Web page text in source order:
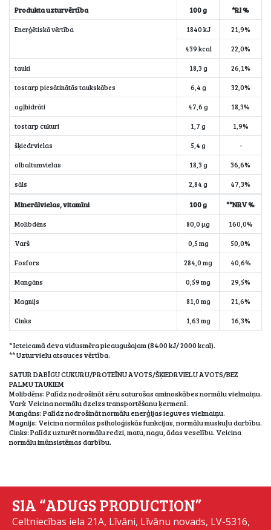
Produkta uzturvērtība 100 g *RI %
Enerģētiskā vērtība 1840 kJ 21,9%
439 kcal 22,0%
tauki 18,3 g 26,1%
tostarp piesātinātās taukskābes 6,4 g 32,0%
ogļhidrāti 47,6 g 18,3%
tostarp cukuri 1,7 g 1,9%
šķiedrvielas 5,4 g -
olbaltumvielas 18,3 g 36,6%
sāls 2,84 g 47,3%
Minerālvielas, vitamīni 100 g **NRV %
Molibdēns 80,0 µg 160,0%
Varš 0,5 mg 50,0%
Fosfors 284,0 mg 40,6%
Mangāns 0,59 mg 29,5%
Magnijs 81,0 mg 21,6%
Cinks 1,63 mg 16,3%
* Ieteicamā deva vidusmēra pieaugušajam (8400 kJ/ 2000 kcal).
** Uzturvielu atsauces vērtība.
SATUR DABĪGU CUKURU/PROTEĪNU AVOTS/ŠĶIEDRVIELU AVOTS/BEZ
PALMU TAUKIEM
Molibdēns: Palīdz nodrošināt sēru saturošas aminoskābes normālu vielmaiņu.
Varš: Veicina normālu dzelzs transportēšanu ķermenī.
Mangāns: Palīdz nodrošināt normālu enerģijas ieguves vielmaiņu.
Magnijs: Veicina normālas psiholoģiskās funkcijas, normālu muskuļu darbību.
Cinks: Palīdz uzturēt normālu redzi, matu, nagu, ādas veselību. Veicina
normālu imūnsistēmas darbību.
SIA “ADUGS PRODUCTION”
Celtniecības iela 21A, Līvāni, Līvānu novads, LV-5316,